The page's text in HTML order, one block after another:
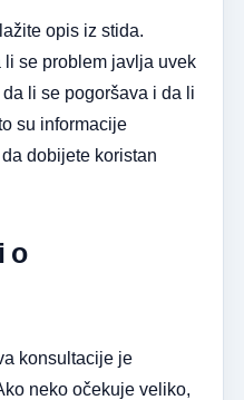
opis iz stida.
li se problem javlja uvek
li se pogoršava i da li
su informacije
dobijete koristan
o
konsultacije je
neko očekuje veliko,